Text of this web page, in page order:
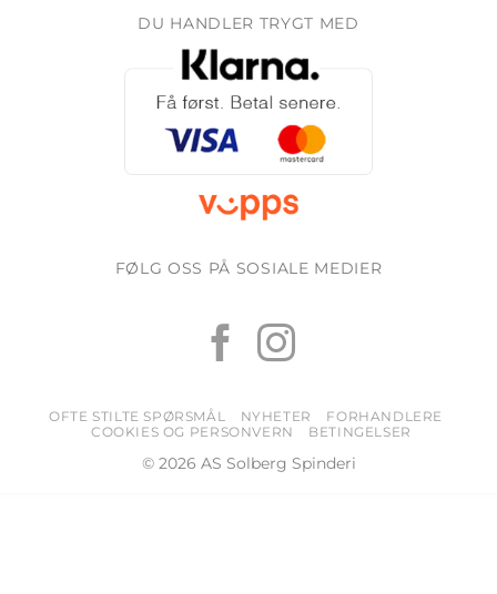
DU HANDLER TRYGT MED
FØLG OSS PÅ SOSIALE MEDIER
OFTE STILTE SPØRSMÅL NYHETER
FORHANDLERE
COOKIES OG PERSONVERN
BETINGELSER
© 2026 AS Solberg Spinderi